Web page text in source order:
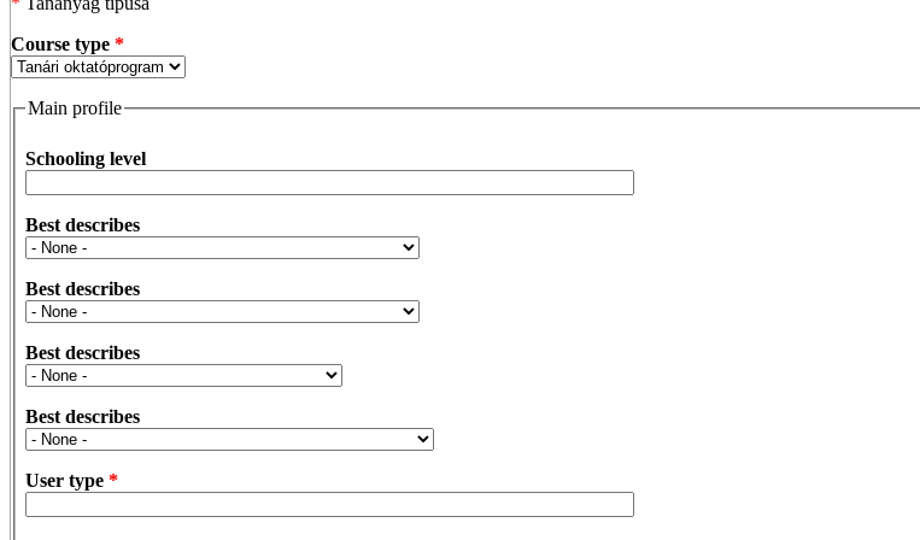
Course type *
Main profile
Schooling level
Best describes
Best describes
Best describes
Best describes
User type *